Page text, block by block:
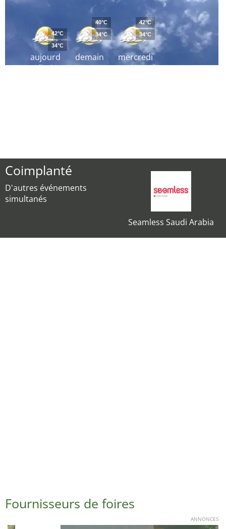
aujourd
´hui
42°C
34°C
demain
40°C
34°C
mercredi
42°C
34°C
Coimplanté
D'autres événements
simultanés
Seamless Saudi Arabia
Fournisseurs de foires
ANNONCES